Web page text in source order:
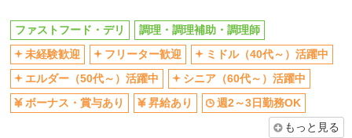
ファストフード・デリ
調理・調理補助・調理師
未経験歓迎
フリーター歓迎
ミドル（40代～）活躍中
エルダー（50代～）活躍中
シニア（60代～）活躍中
ボーナス・賞与あり
昇給あり
週2～3日勤務OK
もっと見る